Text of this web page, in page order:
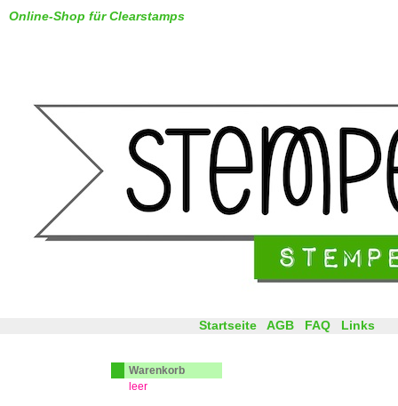
Online-Shop für Clearstamps
Startseite AGB FAQ Links
Warenkorb
leer